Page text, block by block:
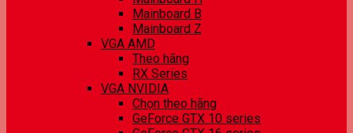
Mainboard B
Mainboard Z
VGA AMD
Theo hãng
RX Series
VGA NVIDIA
Chọn theo hãng
GeForce GTX 10 series